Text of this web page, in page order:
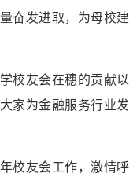
奋发进取，为母校建
友会在穗的贡献以
家为金融服务行业发
校友会工作，激情呼